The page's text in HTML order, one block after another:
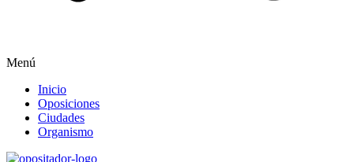
Menú
Inicio
Oposiciones
Ciudades
Organismo